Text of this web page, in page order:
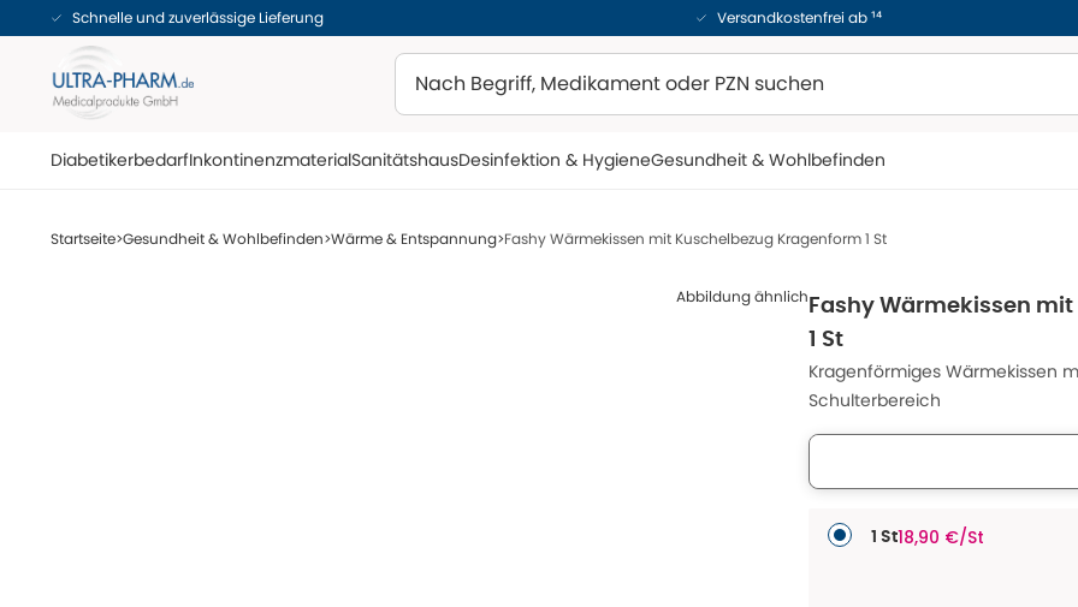
Schnelle und zuverlässige Lieferung Versandkostenfrei ab ¹⁴
DiabetikerbedarfInkontinenzmaterialSanitätshausDesinfektion & HygieneGesundheit & Wohlbefinden
Startseite Gesundheit & Wohlbefinden Wärme & Entspannung Fashy Wärmekissen mit Kuschelbezug Kragenform 1 St
Abbildung ähnlich Fashy Wärmekissen
1 St
Kragenförmiges Wärmekissen
Schulterbereich
1 St18,90 €/St